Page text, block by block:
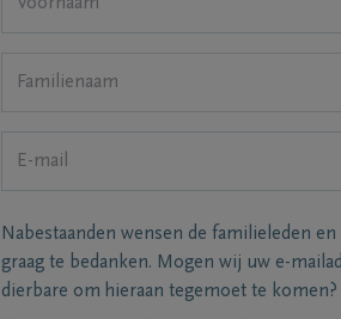
Nabestaanden wensen de familieleden
graag te bedanken. Mogen wij uw e-
dierbare om hieraan tegemoet te komen?